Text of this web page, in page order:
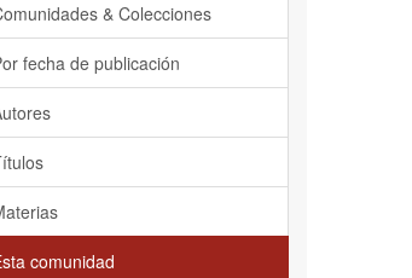
& Colecciones
fecha de publicación
comunidad